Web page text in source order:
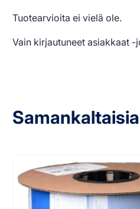
Tuotearvioita ei vielä ole.
Vain kirjautuneet asiakkaat